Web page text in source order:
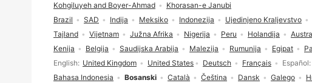
Izbor jezika
English United Kingdom United States Deutsch Français Español
Bahasa Indonesia
Bosanski Català Čeština Dansk Galego
Brazil SAD Indija Meksiko Indonezija Ujedinjeno Kraljevstvo
Tajland
Vijetnam Južna Afrika Nigerija Peru Holandija
Kenija
Belgija Saudijska Arabija Malezija Rumunija Egipat
Kohgiluyeh and Boyer-Ahmad
Khorasan-e Janubi